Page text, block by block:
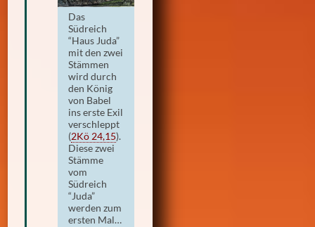
Das
Südreich
“Haus Juda”
mit den zwei
Stämmen
wird durch
den König
von Babel
ins erste Exil
verschleppt
(2Kö 24,15).
Diese zwei
Stämme
vom
Südreich
“Juda”
werden zum
ersten Mal…